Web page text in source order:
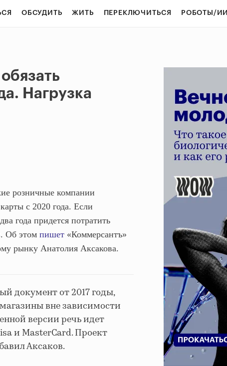
ОБСУДИТЬ ЖИТЬ ПЕРЕКЛЮЧИТЬСЯ РОБОТЫ/ИИ
Нагрузка
розничные компании
с 2020 года. Если
года придется потратить
Об этом пишет «Коммерсантъ»
рынку Анатолия Аксакова.
документ от 2017 годы,
вне зависимости
версии речь идет
и MasterCard. Проект
Аксаков.